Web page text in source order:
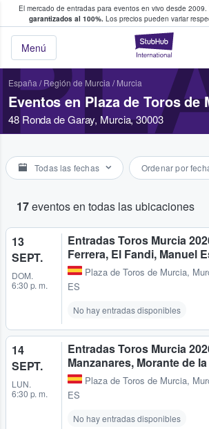
El mercado de entradas para eventos en vivo desde 2009.
garantizados al 100%. Los precios pueden variar
Menú
y venta de entradas entre
España / Región de Murcia / Murcia
Eventos en Plaza de Toros de
48 Ronda de Garay, Murcia, 30003
Todas las fechas Ordenar por
17eventos en todas las ubicaciones
13
SEPT.
DOM.
6:30 p. m.
Entradas Toros Murcia
Ferrera, El Fandi, Manuel
Plaza de Toros de Murcia,
ES
No hay entradas disponibles
14
SEPT.
LUN.
6:30 p. m.
Entradas Toros Murcia
Manzanares, Morante de
Plaza de Toros de Murcia,
ES
No hay entradas disponibles